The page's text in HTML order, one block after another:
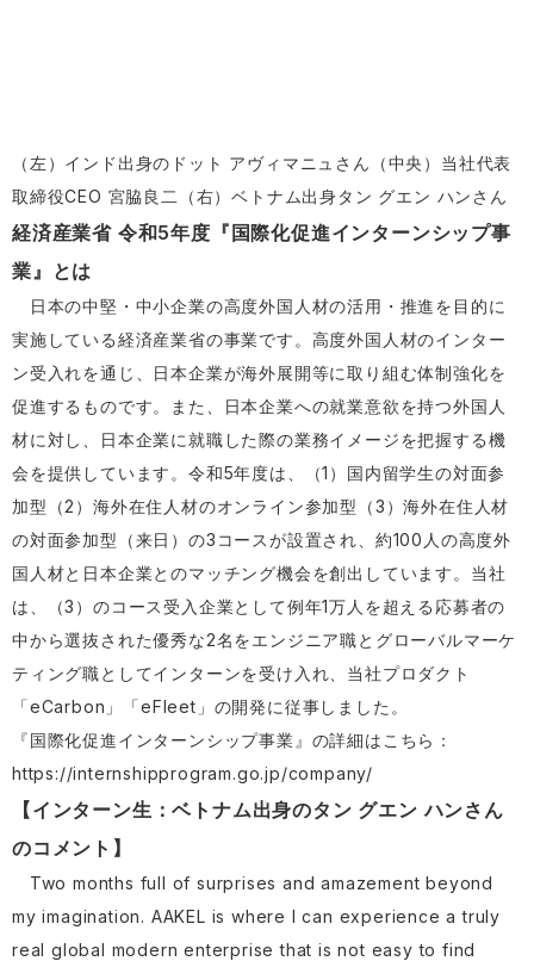
（左）インド出身のドット アヴィマニュさん（中央）当社代表
取締役CEO 宮脇良二（右）ベトナム出身タン グエン ハンさん
経済産業省 令和5年度『国際化促進インターンシップ事
業』とは
日本の中堅・中小企業の高度外国人材の活用・推進を目的に
実施している経済産業省の事業です。高度外国人材のインター
ン受入れを通じ、日本企業が海外展開等に取り組む体制強化を
促進するものです。また、日本企業への就業意欲を持つ外国人
材に対し、日本企業に就職した際の業務イメージを把握する機
会を提供しています。令和5年度は、（1）国内留学生の対面参
加型（2）海外在住人材のオンライン参加型（3）海外在住人材
の対面参加型（来日）の3コースが設置され、約100人の高度外
国人材と日本企業とのマッチング機会を創出しています。当社
は、（3）のコース受入企業として例年1万人を超える応募者の
中から選抜された優秀な2名をエンジニア職とグローバルマーケ
ティング職としてインターンを受け入れ、当社プロダクト
「eCarbon」「eFleet」の開発に従事しました。
『国際化促進インターンシップ事業』の詳細はこちら：
https://internshipprogram.go.jp/company/
【インターン生：ベトナム出身のタン グエン ハンさん
のコメント】
Two months full of surprises and amazement beyond
my imagination. AAKEL is where I can experience a truly
real global modern enterprise that is not easy to find